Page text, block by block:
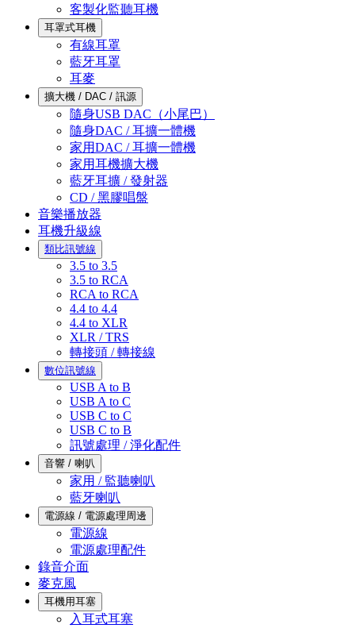
客製化監聽耳機
耳罩式耳機
有線耳罩
藍牙耳罩
耳麥
擴大機 / DAC / 訊源
隨身USB DAC（小尾巴）
隨身DAC / 耳擴一體機
家用DAC / 耳擴一體機
家用耳機擴大機
藍牙耳擴 / 發射器
CD / 黑膠唱盤
音樂播放器
耳機升級線
類比訊號線
3.5 to 3.5
3.5 to RCA
RCA to RCA
4.4 to 4.4
4.4 to XLR
XLR / TRS
轉接頭 / 轉接線
數位訊號線
USB A to B
USB A to C
USB C to C
USB C to B
訊號處理 / 淨化配件
音響 / 喇叭
家用 / 監聽喇叭
藍牙喇叭
電源線 / 電源處理周邊
電源線
電源處理配件
錄音介面
麥克風
耳機用耳塞
入耳式耳塞